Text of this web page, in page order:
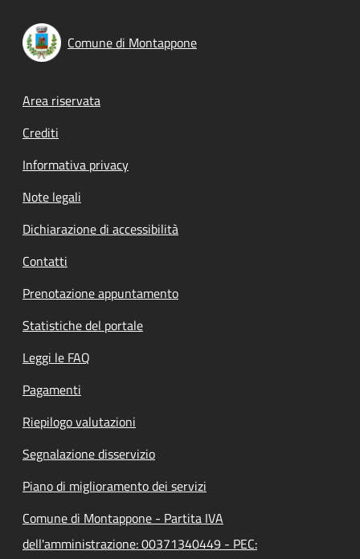
Comune di Montappone
Footer menu
Area riservata
Crediti
Informativa privacy
Note legali
Dichiarazione di accessibilità
Contatti
Prenotazione appuntamento
Statistiche del portale
Leggi le FAQ
Pagamenti
Riepilogo valutazioni
Segnalazione disservizio
Piano di miglioramento dei servizi
Comune di Montappone - Partita IVA
dell'amministrazione: 00371340449 - PEC: